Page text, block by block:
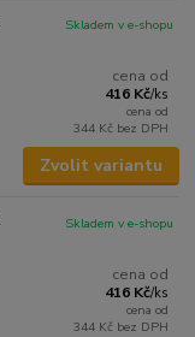
cena od
416 Kč/ks
cena od
344 Kč bez DPH
Skladem v e-shopu
Zvolit variantu
cena od
416 Kč/ks
cena od
344 Kč bez DPH
Skladem v e-shopu